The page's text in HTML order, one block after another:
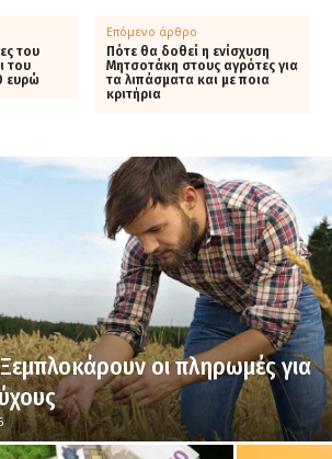
του
του
ευρώ
Επόμενο άρθρο
Πότε θα δοθεί η ενίσχυση
Μητσοτάκη στους αγρότες για
τα λιπάσματα και με ποια
κριτήρια
οι πληρωμές για